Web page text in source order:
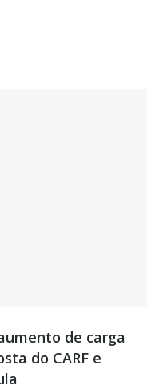
de carga
do CARF e